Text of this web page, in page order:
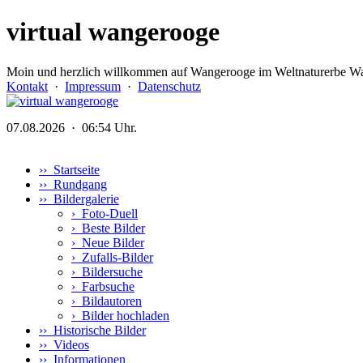
virtual wangerooge
Moin und herzlich willkommen auf Wangerooge im Weltnaturerbe
Kontakt · Impressum · Datenschutz
07.08.2026 · 06:54 Uhr.
›› Startseite
›› Rundgang
›› Bildergalerie
› Foto-Duell
› Beste Bilder
› Neue Bilder
› Zufalls-Bilder
› Bildersuche
› Farbsuche
› Bildautoren
› Bilder hochladen
›› Historische Bilder
›› Videos
›› Informationen